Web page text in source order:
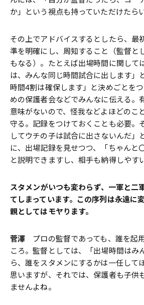
か」という視点も持っていただけたら
その上でアドバイスするとしたら、最
準を明確にし、周知すること（監督と
もなる）。たとえば出場時間に関して
は、みんな同じ時間試合に出します」
時間4割は確保します」と決めごとを
めの保護者会などでみんなに伝える。
意味がないので、怪我などよほどのこ
守る。記録をつけておくことも必要。
してウチの子は試合に出さないんだ」
に、出場記録を見せつつ、「ちゃんと
と説明できますし、相手も納得しやす
――スタメンがいつも変わらず、一軍と
てしまっています。この序列は永遠に
親としてはモヤります。
菅澤 プロの監督であっても、誰を起
ころ。監督としては、「出場時間はみ
ら、誰をスタメンにするかは一任して
思いますが、それでは、保護者も子供
ませんよね。